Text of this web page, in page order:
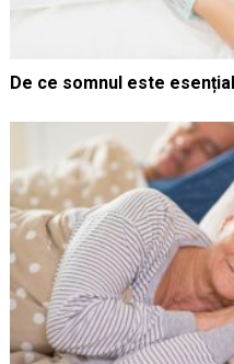
De ce somnul este